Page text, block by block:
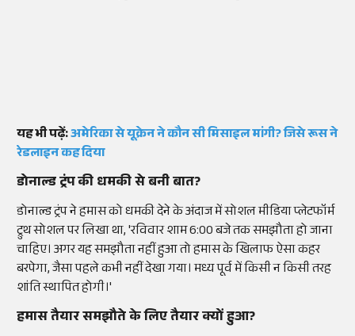
यह भी पढ़ें:अमेरिका से यूक्रेन ने कौन सी मिसाइल मांगी? जिसे रूस ने
रेडलाइन कह दिया
डोनाल्ड ट्रंप की धमकी से बनी बात?
डोनाल्ड ट्रंप ने हमास को धमकी देने के अंदाज में सोशल मीडिया प्लेटफॉर्म
ट्रुथ सोशल पर लिखा था, 'रविवार शाम 6:00 बजे तक समझौता हो जाना
चाहिए। अगर यह समझौता नहीं हुआ तो हमास के खिलाफ ऐसा कहर
बरपेगा, जैसा पहले कभी नहीं देखा गया। मध्य पूर्व में किसी न किसी तरह
शांति स्थापित होगी।'
हमास तैयार समझौते के लिए तैयार क्यों हुआ?